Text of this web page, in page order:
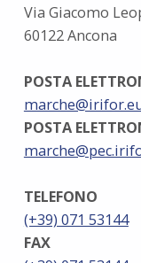
Via Giacomo
60122 Ancona
POSTA
POSTA
TELEFONO
(+39) 071 53144
FAX